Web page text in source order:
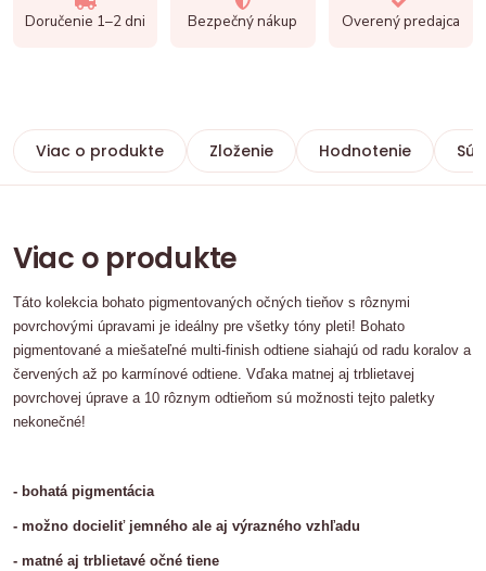
Doručenie 1–2 dni Bezpečný nákup Overený predajca
Viac o produkte Zloženie Hodnotenie
Viac o produkte
Táto kolekcia bohato pigmentovaných očných tieňov s rôznymi
povrchovými úpravami je ideálny pre všetky tóny pleti! Bohato
pigmentované a miešateľné multi-finish odtiene siahajú od radu koralov a
červených až po karmínové odtiene. Vďaka matnej aj trblietavej
povrchovej úprave a 10 rôznym odtieňom sú možnosti tejto paletky
nekonečné!
- bohatá pigmentácia
- možno docieliť jemného ale aj výrazného vzhľadu
- matné aj trblietavé očné tiene